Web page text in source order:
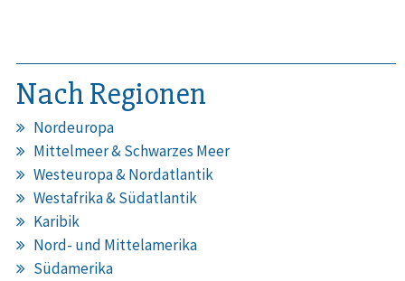
Nach Regionen
Nordeuropa
Mittelmeer & Schwarzes Meer
Westeuropa & Nordatlantik
Westafrika & Südatlantik
Karibik
Nord- und Mittelamerika
Südamerika